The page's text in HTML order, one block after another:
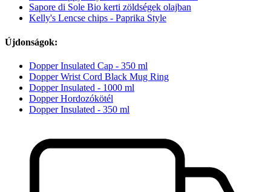
Sapore di Sole Bio kerti zöldségek olajban
Kelly's Lencse chips - Paprika Style
Újdonságok:
Dopper Insulated Cap - 350 ml
Dopper Wrist Cord Black Mug Ring
Dopper Insulated - 1000 ml
Dopper Hordozókötél
Dopper Insulated - 350 ml